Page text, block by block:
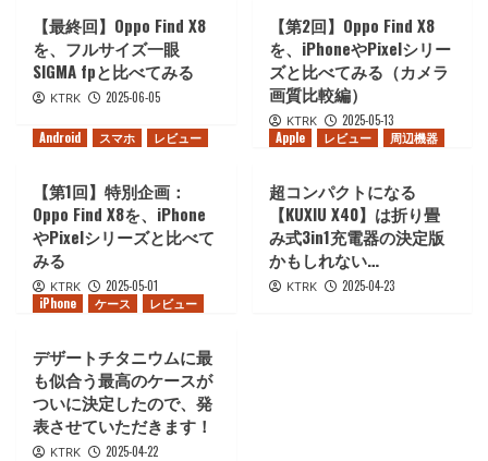
【最終回】Oppo Find X8
を、フルサイズ一眼
SIGMA fpと比べてみる
KTRK 2025-06-05
【第2回】Oppo Find X8
を、iPhoneやPixelシリー
ズと比べてみる（カメラ
画質比較編）
KTRK
2025-05-13
Android
スマホ レビュー
【第1回】特別企画：
Oppo Find X8を、iPhone
やPixelシリーズと比べて
みる
KTRK 2025-05-01
Apple レビュー 周辺機器
超コンパクトになる
【KUXIU X40】は折り畳
み式3in1充電器の決定版
かもしれない…
KTRK
2025-04-23
iPhone
ケース レビュー
デザートチタニウムに最
も似合う最高のケースが
ついに決定したので、発
表させていただきます！
KTRK 2025-04-22